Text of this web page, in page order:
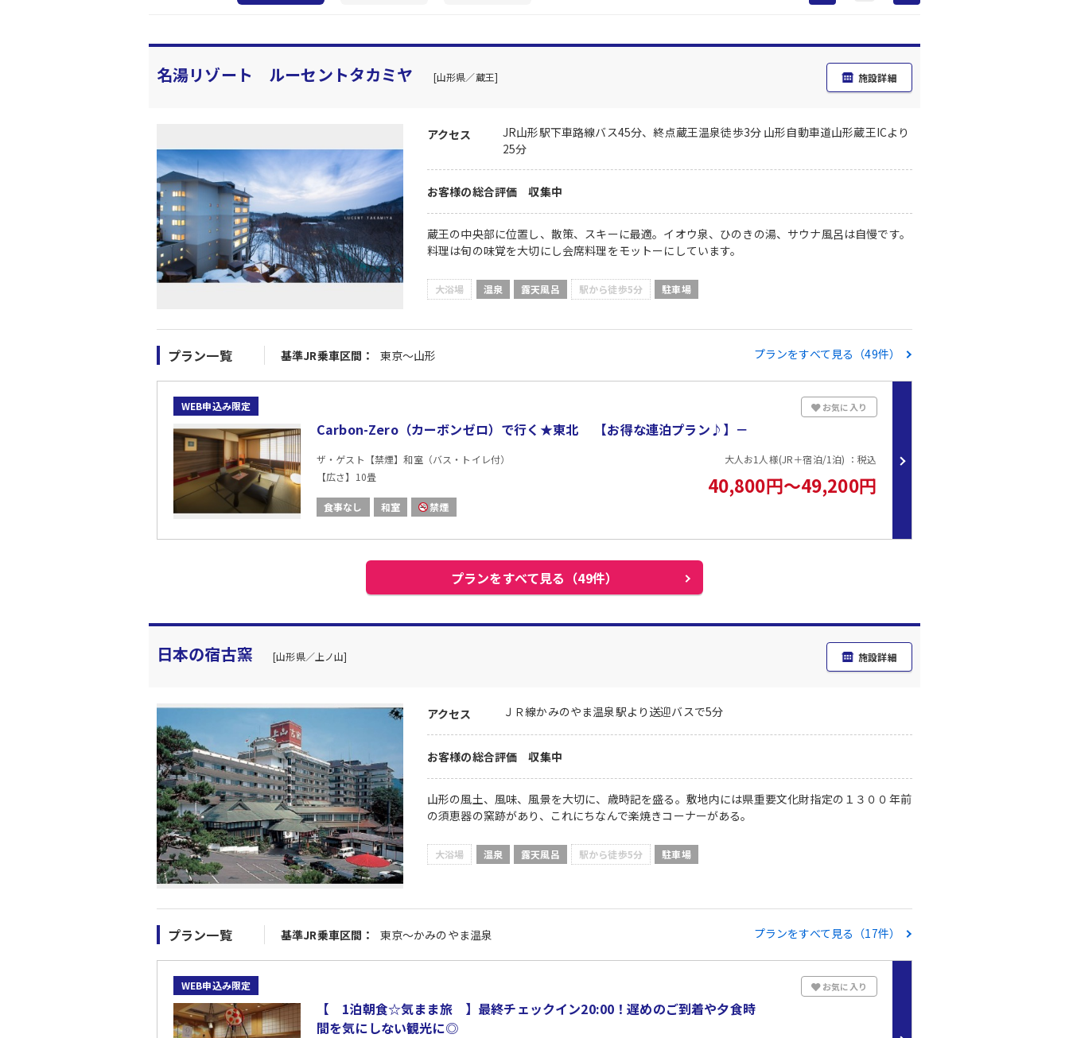
名湯リゾート ルーセントタカミヤ [山形県／蔵王] 施設詳細
アクセス
JR山形駅下車路線バス45分、終点蔵王温泉徒歩3分 山形自動車道山形蔵王ICより
25分
お客様の総合評価 収集中
蔵王の中央部に位置し、散策、スキーに最適。イオウ泉、ひのきの湯、サウナ風呂は自慢です。
料理は旬の味覚を大切にし会席料理をモットーにしています。
大浴場 温泉 露天風呂 駅から徒歩5分 駐車場
プラン一覧 基準JR乗車区間： 東京～山形 プランをすべて見る（49件）
WEB申込み限定
Carbon-Zero（カーボンゼロ）で行く★東北 【お得な連泊プラン♪】－
ザ・ゲスト【禁煙】和室（バス・トイレ付）
【広さ】10畳
食事なし 和室 禁煙
大人お1人様(JR＋宿泊/1泊) ：税込
40,800円～49,200円
お気に入り
プランをすべて見る（49件）
日本の宿古窯 [山形県／上ノ山] 施設詳細
アクセス ＪＲ線かみのやま温泉駅より送迎バスで5分
お客様の総合評価 収集中
山形の風土、風味、風景を大切に、歳時記を盛る。敷地内には県重要文化財指定の１３００年前
の須恵器の窯跡があり、これにちなんで楽焼きコーナーがある。
大浴場 温泉 露天風呂 駅から徒歩5分 駐車場
プラン一覧 基準JR乗車区間： 東京～かみのやま温泉 プランをすべて見る（17件）
WEB申込み限定
【 1泊朝食☆気まま旅 】最終チェックイン20:00！遅めのご到着や夕食時
間を気にしない観光に◎
お気に入り